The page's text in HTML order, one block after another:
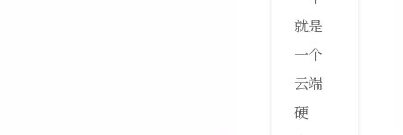
就是
一个
云端
硬